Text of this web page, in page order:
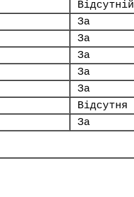
Відсутній
За
За
За
За
За
Відсутня
За